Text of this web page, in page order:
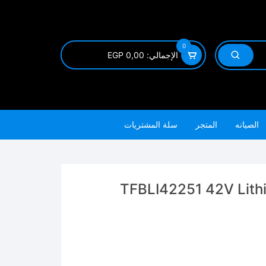
0
الإجمالي: 0,00
EGP
الصيانه المتجر سلة المشتريات
TFBLI42251 42V